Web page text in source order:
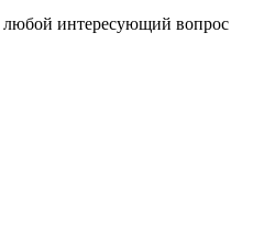
интересующий вопрос